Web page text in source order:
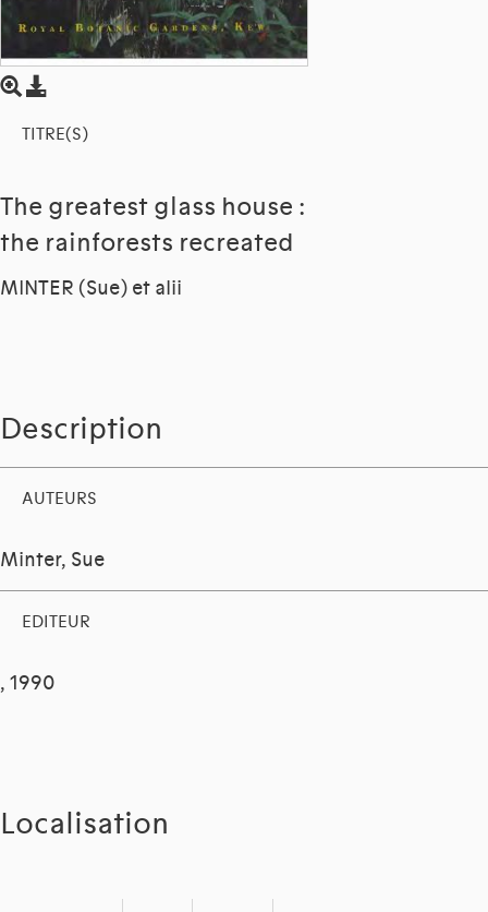
TITRE(S)
The greatest glass house :
the rainforests recreated
MINTER (Sue) et alii
Description
AUTEURS
EDITEUR
, 1990
Localisation